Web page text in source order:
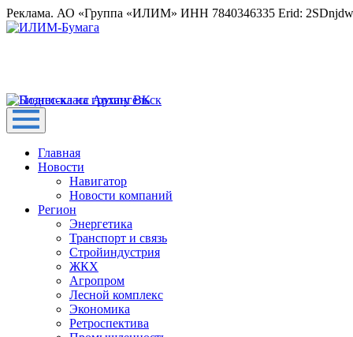
Реклама. АО «Группа «ИЛИМ» ИНН 7840346335 Erid:
Главная
Новости
Навигатор
Новости компаний
Регион
Энергетика
Транспорт и связь
Стройиндустрия
ЖКХ
Агропром
Лесной комплекс
Экономика
Ретроспектива